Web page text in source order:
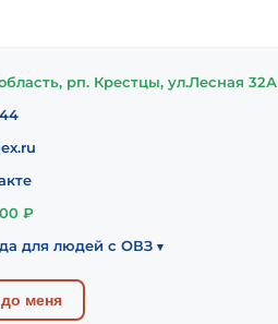
рп. Крестцы, ул.Лесная 32А
₽
для людей с ОВЗ ▾
меня